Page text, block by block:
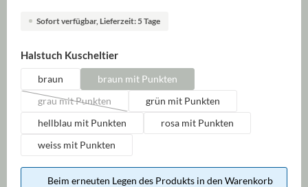
Sofort verfügbar, Lieferzeit: 5 Tage
Halstuch Kuscheltierauswählen
braun
braun mit Punkten
grau mit Punkten
(Diese Option ist zurzeit nicht verfügbar.)
grün mit Punkten
hellblau mit Punkten
rosa mit Punkten
weiss mit Punkten
Beim erneuten Legen des Produkts in den Warenkorb